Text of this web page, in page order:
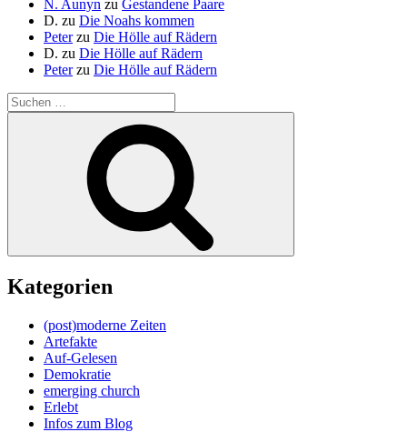
N. Aunyn zu Gestandene Paare
D. zu Die Noahs kommen
Peterzu Die Hölle auf Rädern
D. zu Die Hölle auf Rädern
Peterzu Die Hölle auf Rädern
Suche
nach:
Kategorien
(post)moderne Zeiten
Artefakte
Auf-Gelesen
Demokratie
emerging church
Erlebt
Infos zum Blog